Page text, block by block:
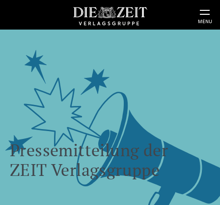
MENU
Pressemitteilung der
ZEIT Verlagsgruppe